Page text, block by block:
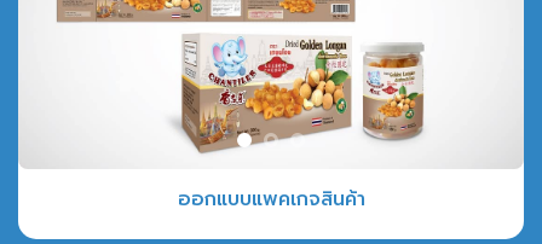
ออกแบบแพคเกจสินค้า